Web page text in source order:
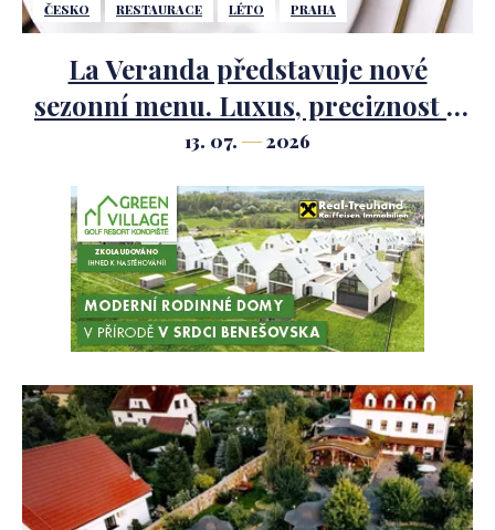
ČESKO RESTAURACE LÉTO PRAHA
La Veranda představuje nové
sezonní menu. Luxus, preciznost a
letní suroviny v hlavní roli.
13. 07. 2026